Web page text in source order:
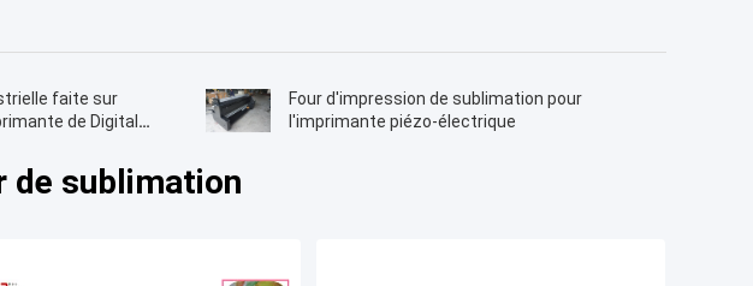
faite sur
de Digital
Four d'impression de sublimation pour
l'imprimante piézo-électrique
de sublimation